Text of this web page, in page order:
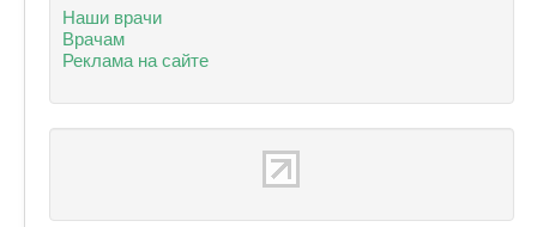
Наши врачи
Врачам
Реклама на сайте